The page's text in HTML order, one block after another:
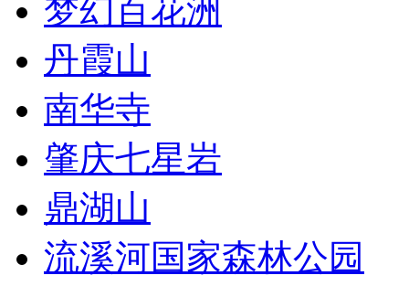
梦幻百花洲
丹霞山
南华寺
肇庆七星岩
鼎湖山
流溪河国家森林公园